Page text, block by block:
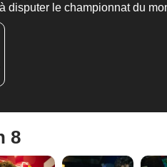
disputer le championnat du
8